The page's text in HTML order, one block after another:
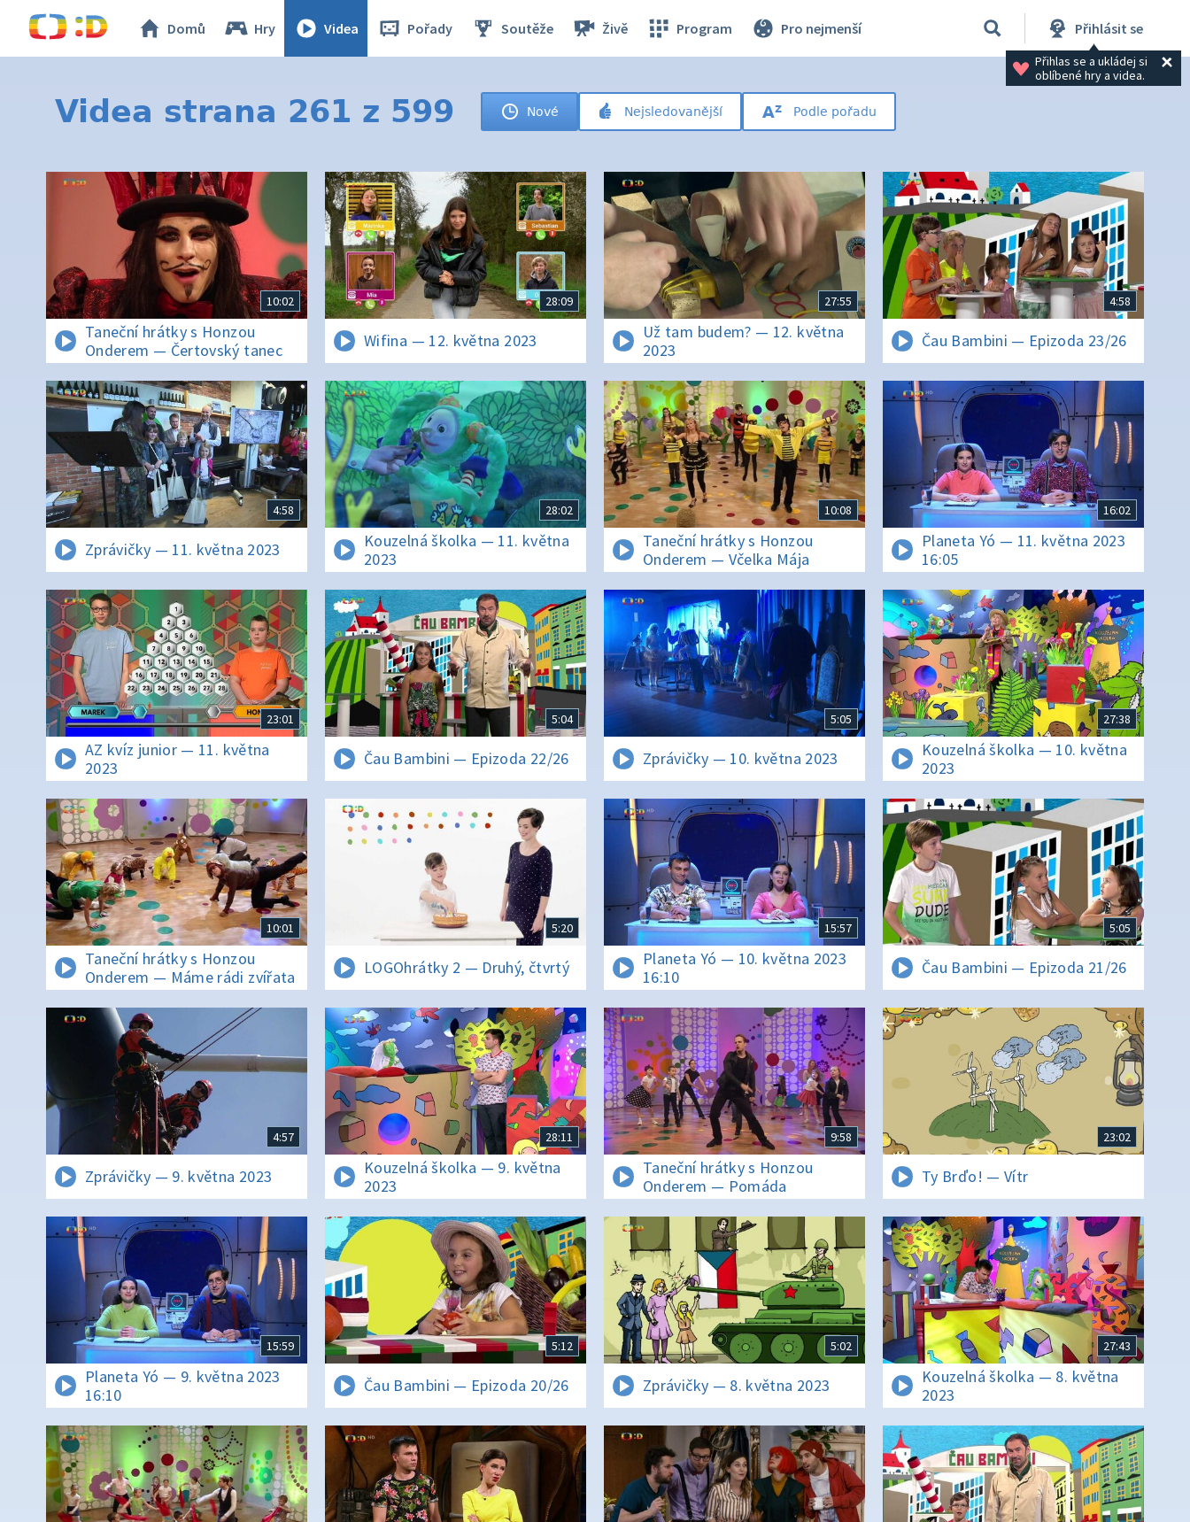
Domů Hry Videa Pořady Soutěže Živě Program Pro nejmenší Přihlásit se
Přihlas se a ukládej si
oblíbené hry a videa.
Videa strana 261 z 599 Nové Nejsledovanější Podle pořadu
10:02
Taneční hrátky s Honzou
Onderem — Čertovský tanec
28:09
Wifina — 12. května 2023
27:55
Už tam budem? — 12. května
2023
4:58
Čau Bambini — Epizoda 23/26
4:58
Zprávičky — 11. května 2023
28:02
Kouzelná školka — 11. května
2023
10:08
Taneční hrátky s Honzou
Onderem — Včelka Mája
16:02
Planeta Yó — 11. května 2023
16:05
23:01
AZ kvíz junior — 11. května
2023
5:04
Čau Bambini — Epizoda 22/26
5:05
Zprávičky — 10. května 2023
27:38
Kouzelná školka — 10. května
2023
10:01
Taneční hrátky s Honzou
Onderem — Máme rádi zvířata
5:20
LOGOhrátky 2 — Druhý, čtvrtý
15:57
Planeta Yó — 10. května 2023
16:10
5:05
Čau Bambini — Epizoda 21/26
4:57
Zprávičky — 9. května 2023
28:11
Kouzelná školka — 9. května
2023
9:58
Taneční hrátky s Honzou
Onderem — Pomáda
23:02
Ty Brďo! — Vítr
15:59
Planeta Yó — 9. května 2023
16:10
5:12
Čau Bambini — Epizoda 20/26
5:02
Zprávičky — 8. května 2023
27:43
Kouzelná školka — 8. května
2023